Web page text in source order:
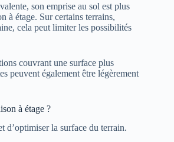
son emprise au sol est plus
à étage. Sur certains terrains,
cela peut limiter les possibilités
couvrant une surface plus
peuvent également être légèrement
à étage ?
d’optimiser la surface du terrain.